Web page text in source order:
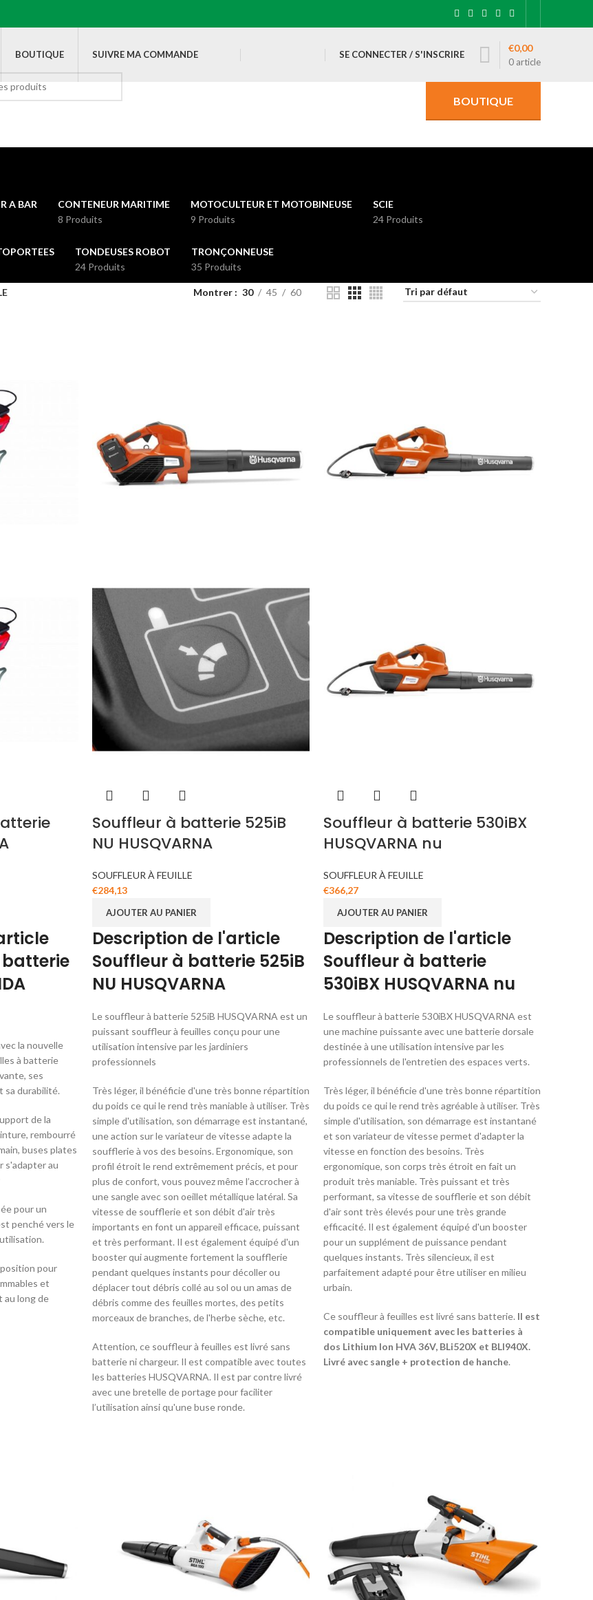
BOUTIQUE SUIVRE MA COMMANDE SE CONNECTER / S'INSCRIRE
0 article
€0,00
BOUTIQUE
A BAR
CONTENEUR MARITIME
8 Produits
MOTOCULTEUR ET MOTOBINEUSE
9 Produits
SCIE
24 Produits
TONDEUSES ROBOT
24 Produits
TRONÇONNEUSE
35 Produits
Montrer 30 45 60
la nouvelle
à batterie
ses
sa durabilité.
de la
rembourré
buses plates
s'adapter au
pour un
penché vers le
pour
et
long de
Souffleur à batterie 525iB
NU HUSQVARNA
SOUFFLEUR À FEUILLE
€284,13
AJOUTER AU PANIER
Description de l'article
Souffleur à batterie 525iB
NU HUSQVARNA
Le souffleur à batterie 525iB HUSQVARNA est un
puissant souffleur à feuilles conçu pour une
utilisation intensive par les jardiniers
professionnels
Très léger, il bénéficie d'une très bonne répartition
du poids ce qui le rend très maniable à utiliser. Très
simple d'utilisation, son démarrage est instantané,
une action sur le variateur de vitesse adapte la
soufflerie à vos des besoins. Ergonomique, son
profil étroit le rend extrêmement précis, et pour
plus de confort, vous pouvez même l’accrocher à
une sangle avec son oeillet métallique latéral. Sa
vitesse de soufflerie et son débit d'air très
importants en font un appareil efficace, puissant
et très performant. Il est également équipé d'un
booster qui augmente fortement la soufflerie
pendant quelques instants pour décoller ou
déplacer tout débris collé au sol ou un amas de
débris comme des feuilles mortes, des petits
morceaux de branches, de l'herbe sèche, etc.
Attention, ce souffleur à feuilles est livré sans
batterie ni chargeur. Il est compatible avec toutes
les batteries HUSQVARNA. Il est par contre livré
avec une bretelle de portage pour faciliter
l’utilisation ainsi qu'une buse ronde.
Souffleur à batterie 530iBX
HUSQVARNA nu
SOUFFLEUR À FEUILLE
€366,27
AJOUTER AU PANIER
Description de l'article
Souffleur à batterie
530iBX HUSQVARNA nu
Le souffleur à batterie 530iBX HUSQVARNA est
une machine puissante avec une batterie dorsale
destinée à une utilisation intensive par les
professionnels de l'entretien des espaces verts.
Très léger, il bénéficie d'une très bonne répartition
du poids ce qui le rend très agréable à utiliser. Très
simple d'utilisation, son démarrage est instantané
et son variateur de vitesse permet d'adapter la
vitesse en fonction des besoins. Très
ergonomique, son corps très étroit en fait un
produit très maniable. Très puissant et très
performant, sa vitesse de soufflerie et son débit
d'air sont très élevés pour une très grande
efficacité. Il est également équipé d'un booster
pour un supplément de puissance pendant
quelques instants. Très silencieux, il est
parfaitement adapté pour être utiliser en milieu
urbain.
Ce souffleur à feuilles est livré sans batterie. Il est
compatible uniquement avec les batteries à
dos Lithium Ion HVA 36V, BLi520X et BLI940X.
Livré avec sangle + protection de hanche.